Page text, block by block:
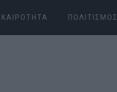
ΠΟΛΙΤΙΣΜΌΣ